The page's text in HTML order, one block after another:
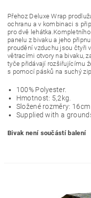
Přehoz Deluxe Wrap
ochranu a v kombinaci s
pro dvě lehátka.
panelu z bivaku a jeho
proudění vzduchu jsou čtyři
větracími otvory na bivaku,
tyče přidávají rozšiřujícímu
s pomocí pásků na suchý
100% Polyester.
Hmotnost: 5,2kg.
Složené rozměry:
Supplied with a
Bivak není součástí balení